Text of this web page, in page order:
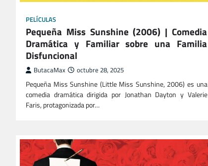
PELÍCULAS
Pequeña Miss Sunshine (2006) | Comedia
Dramática y Familiar sobre una Familia
Disfuncional
ButacaMax octubre 28, 2025
Pequeña Miss Sunshine (Little Miss Sunshine, 2006) es una
comedia dramática dirigida por Jonathan Dayton y Valerie
Faris, protagonizada por…